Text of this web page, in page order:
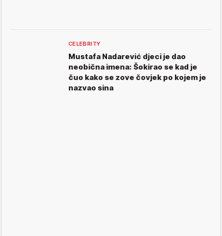
CELEBRITY
Mustafa Nadarević djeci je dao
neobična imena: Šokirao se kad je
čuo kako se zove čovjek po kojem je
nazvao sina